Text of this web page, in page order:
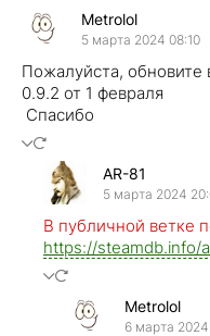
Metrolol
5 марта 2024 08:10
Пожалуйста,
0.9.2 от 1 февраля
Спасибо
AR-81
5 марта 2024
В публичной ветке
https://steamdb.info/
Metrolol
6 марта 2024